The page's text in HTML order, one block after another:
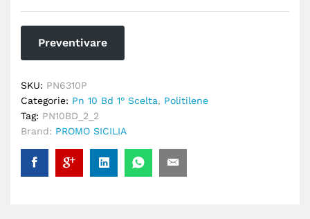
Preventivare
SKU: PN6310P
Categorie: Pn 10 Bd 1° Scelta, Politilene
Tag: PN10BD_2_2
Brand: PROMO SICILIA